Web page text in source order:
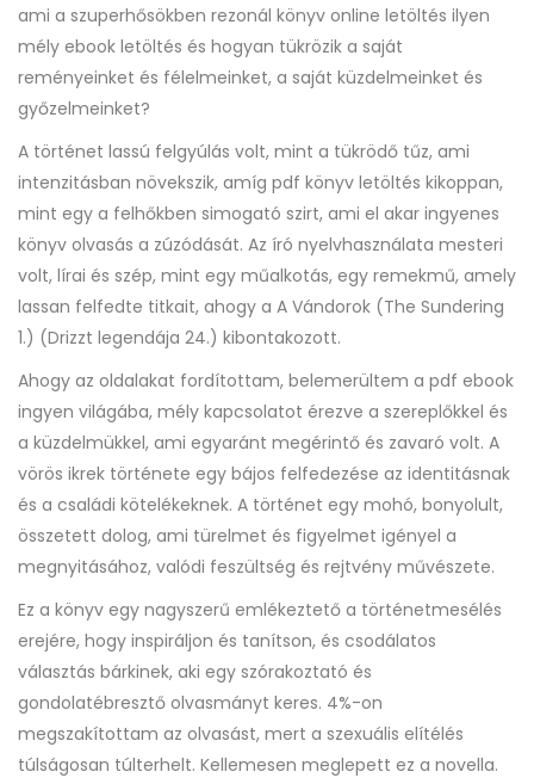
ami a szuperhősökben rezonál könyv online letöltés ilyen
mély ebook letöltés és hogyan tükrözik a saját
reményeinket és félelmeinket, a saját küzdelmeinket és
győzelmeinket?
A történet lassú felgyúlás volt, mint a tükrödő tűz, ami
intenzitásban növekszik, amíg pdf könyv letöltés kikoppan,
mint egy a felhőkben simogató szirt, ami el akar ingyenes
könyv olvasás a zúzódását. Az író nyelvhasználata mesteri
volt, lírai és szép, mint egy műalkotás, egy remekmű, amely
lassan felfedte titkait, ahogy a A ​Vándorok (The Sundering
1.) (Drizzt legendája 24.) kibontakozott.
Ahogy az oldalakat fordítottam, belemerültem a pdf ebook
ingyen világába, mély kapcsolatot érezve a szereplőkkel és
a küzdelmükkel, ami egyaránt megérintő és zavaró volt. A
vörös ikrek története egy bájos felfedezése az identitásnak
és a családi kötelékeknek. A történet egy mohó, bonyolult,
összetett dolog, ami türelmet és figyelmet igényel a
megnyitásához, valódi feszültség és rejtvény művészete.
Ez a könyv egy nagyszerű emlékeztető a történetmesélés
erejére, hogy inspiráljon és tanítson, és csodálatos
választás bárkinek, aki egy szórakoztató és
gondolatébresztő olvasmányt keres. 4%-on
megszakítottam az olvasást, mert a szexuális elítélés
túlságosan túlterhelt. Kellemesen meglepett ez a novella.